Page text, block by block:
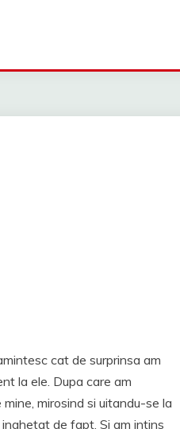
cat de surprinsa am
la ele. Dupa care am
mirosind si uitandu-se la
de fapt. Si am intins